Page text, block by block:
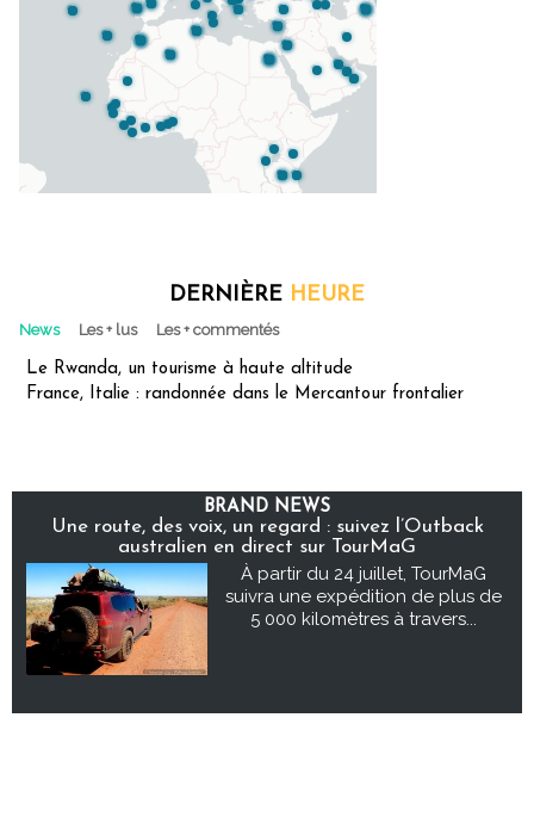
DERNIÈRE HEURE
News Les + lus Les + commentés
Le Rwanda, un tourisme à haute altitude
France, Italie : randonnée dans le Mercantour frontalier
BRAND NEWS
Une route, des voix, un regard : suivez l’Outback
australien en direct sur TourMaG
À partir du 24 juillet, TourMaG
suivra une expédition de plus de
5 000 kilomètres à travers...